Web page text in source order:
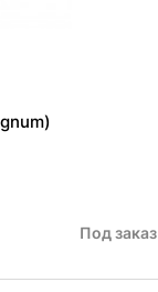
Под заказ